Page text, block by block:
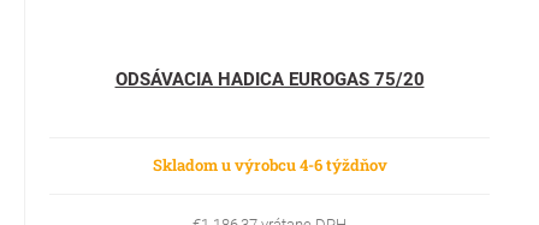
ODSÁVACIA HADICA EUROGAS 75/20
Skladom u výrobcu 4-6 týždňov